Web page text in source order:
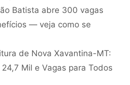
Batista abre 300 vagas
— veja como se
de Nova Xavantina-MT:
Mil e Vagas para Todos